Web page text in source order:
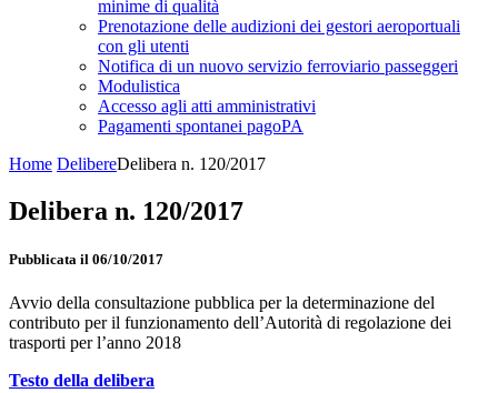
minime di qualità
Prenotazione delle audizioni dei gestori aeroportuali
con gli utenti
Notifica di un nuovo servizio ferroviario passeggeri
Modulistica
Accesso agli atti amministrativi
Pagamenti spontanei pagoPA
Home DelibereDelibera n. 120/2017
Delibera n. 120/2017
Pubblicata il 06/10/2017
Avvio della consultazione pubblica per la determinazione del
contributo per il funzionamento dell’Autorità di regolazione dei
trasporti per l’anno 2018
Testo della delibera